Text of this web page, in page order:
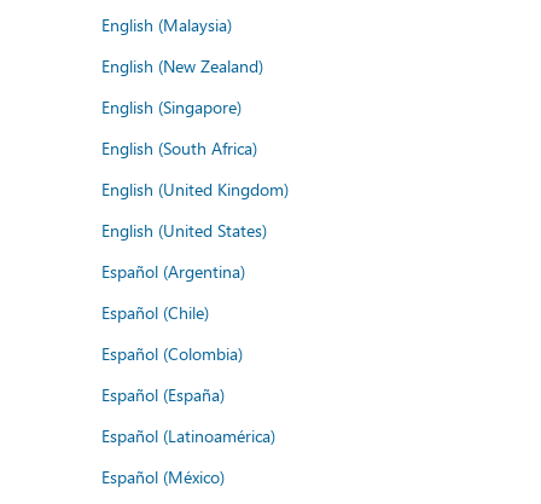
English (Malaysia)
English (New Zealand)
English (Singapore)
English (South Africa)
English (United Kingdom)
English (United States)
Español (Argentina)
Español (Chile)
Español (Colombia)
Español (España)
Español (Latinoamérica)
Español (México)